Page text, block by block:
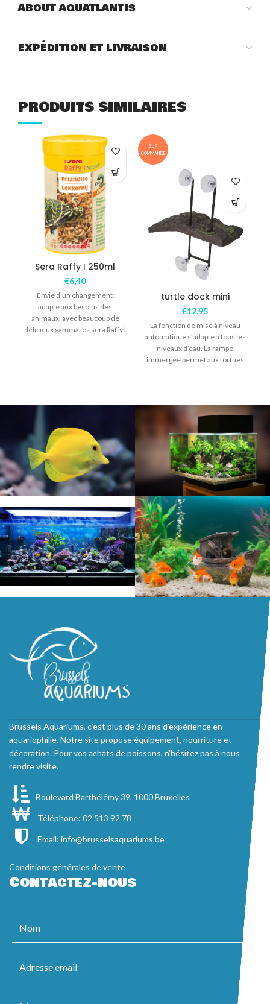
ABOUT AQUATLANTIS
EXPÉDITION ET LIVRAISON
PRODUITS SIMILAIRES
Sera Raffy I 250ml
€6,40
Envie d’un changement :
adapté aux besoins des
animaux, avec beaucoup de
délicieux gammares sera Raffy I
SUR
COMMANDE
turtle dock mini
€12,95
La fonction de mise à niveau
automatique s’adapte à tous les
niveaux d’eau. La rampe
immergée permet aux tortues
Brussels Aquariums, c'est plus de 30 ans d'expérience en
aquariophilie. Notre site propose équipement, nourriture et
décoration. Pour vos achats de poissons, n'hésitez pas à nous
rendre visite.
Boulevard Barthélémy 39, 1000 Bruxelles
Téléphone: 02 513 92 78
Email: info@brusselsaquariums.be
Conditions générales de vente
Contactez-nous